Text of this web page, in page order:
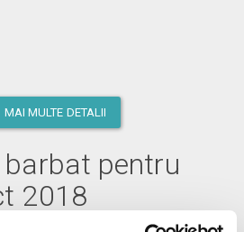
MAI MULTE DETALII
pentru
2018